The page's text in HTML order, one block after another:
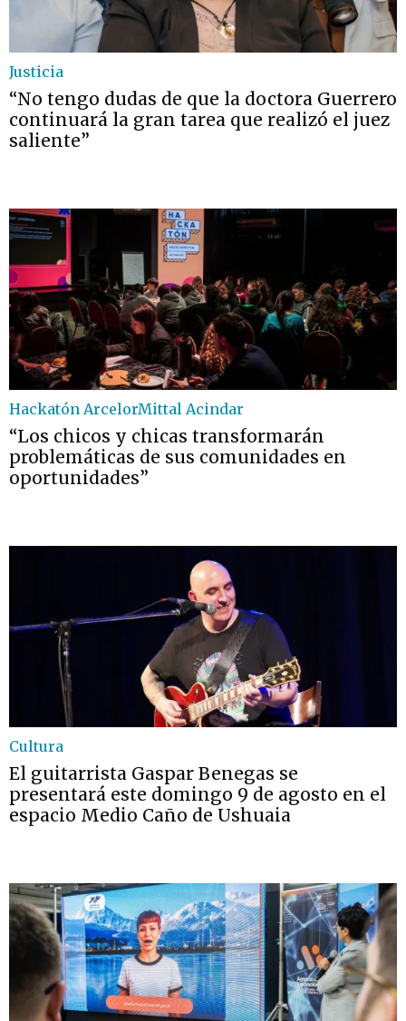
Justicia
“No tengo dudas de que la doctora Guerrero
continuará la gran tarea que realizó el juez
saliente”
Hackatón ArcelorMittal Acindar
“Los chicos y chicas transformarán
problemáticas de sus comunidades en
oportunidades”
Cultura
El guitarrista Gaspar Benegas se
presentará este domingo 9 de agosto en el
espacio Medio Caño de Ushuaia